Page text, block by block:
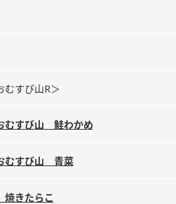
むすび山R＞
むすび山 鮭わかめ
むすび山 青菜
きたらこ